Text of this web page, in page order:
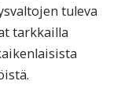
tuleva
tarkkailla